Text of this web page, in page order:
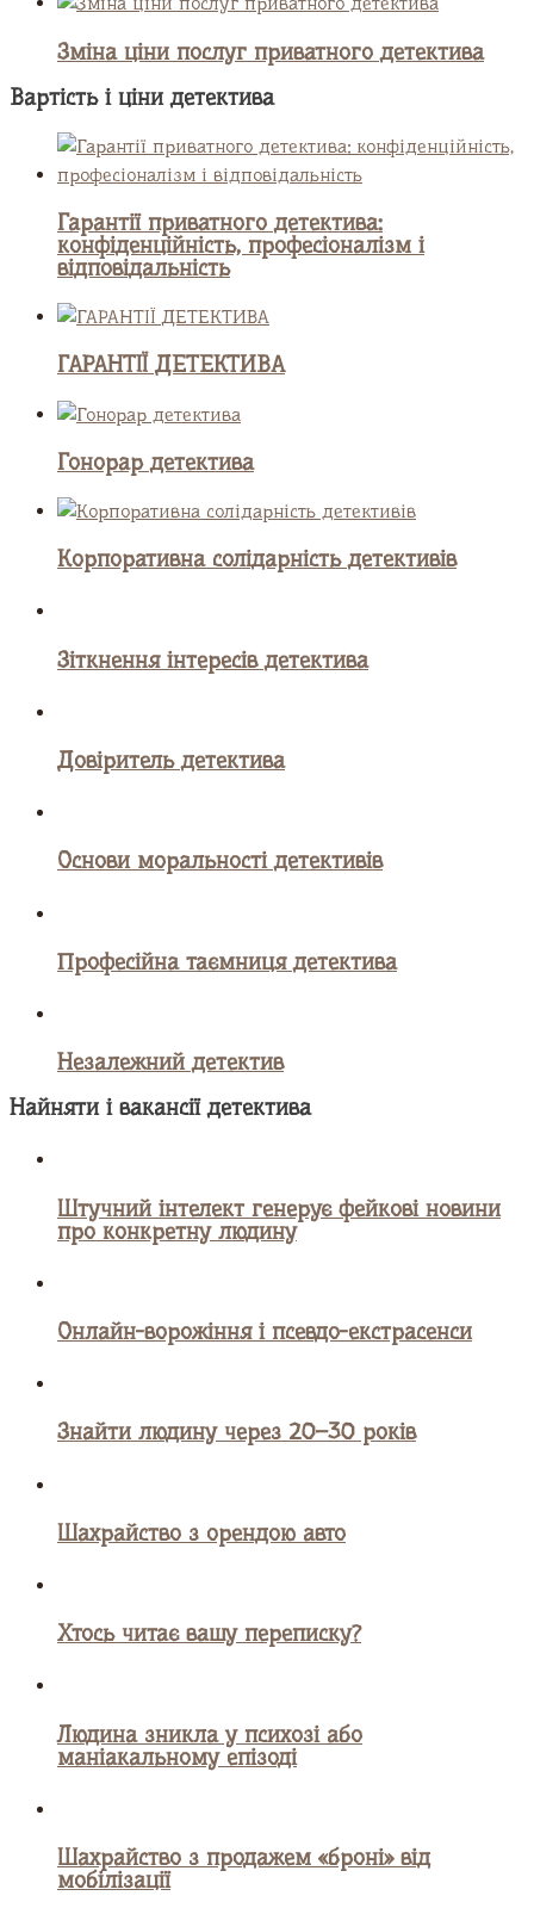
Зміна ціни послуг приватного детектива
Вартість і ціни детектива
Гарантії приватного детектива:
конфіденційність, професіоналізм і
відповідальність
ГАРАНТІЇ ДЕТЕКТИВА
Гонорар детектива
Корпоративна солідарність детективів
Зіткнення інтересів детектива
Довіритель детектива
Основи моральності детективів
Професійна таємниця детектива
Незалежний детектив
Найняти і вакансії детектива
Штучний інтелект генерує фейкові новини
про конкретну людину
Онлайн-ворожіння і псевдо-екстрасенси
Знайти людину через 20–30 років
Шахрайство з орендою авто
Хтось читає вашу переписку?
Людина зникла у психозі або
маніакальному епізоді
Шахрайство з продажем «броні» від
мобілізації